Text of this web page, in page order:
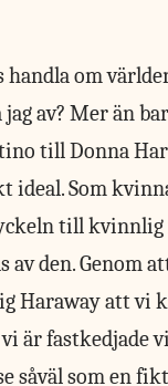
handla om
av? Mer än
till Donna
Som
till
av den. Genom
Haraway att vi
är fastkedjade
såväl som en